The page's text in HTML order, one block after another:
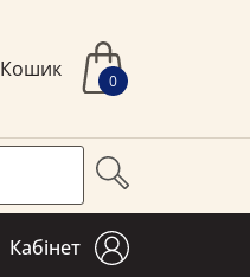
Кошик 0
Кабінет